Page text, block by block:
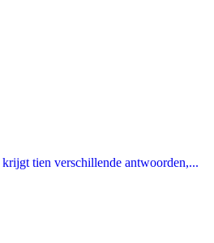
tien verschillende antwoorden,...